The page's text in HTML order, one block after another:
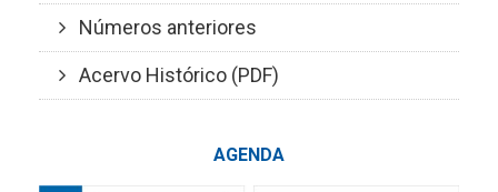
Números anteriores
Acervo Histórico (PDF)
AGENDA